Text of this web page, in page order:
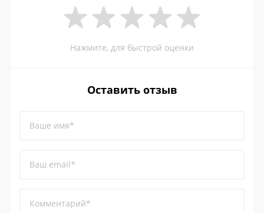
Нажмите, для быстрой оценки
Оставить отзыв
Ваше имя*
Ваш email*
Комментарий*